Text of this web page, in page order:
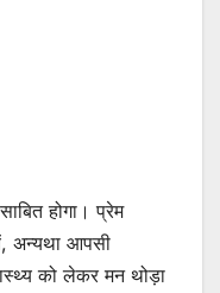
होगा। प्रेम
अन्यथा आपसी
को लेकर मन थोड़ा